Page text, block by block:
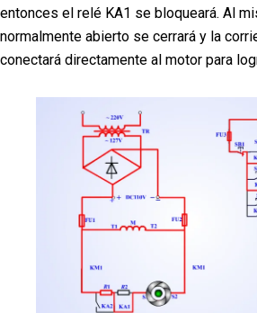
entonces el relé KA1 se bloqueará. Al
normalmente abierto se cerrará y la
conectará directamente al motor para